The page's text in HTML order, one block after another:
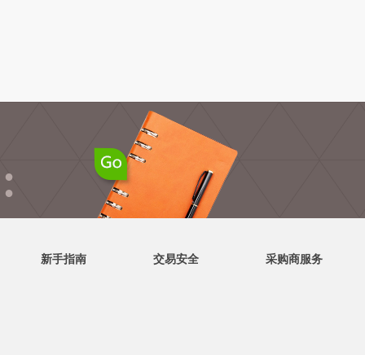
●
●
新手指南 交易安全 采购商服务